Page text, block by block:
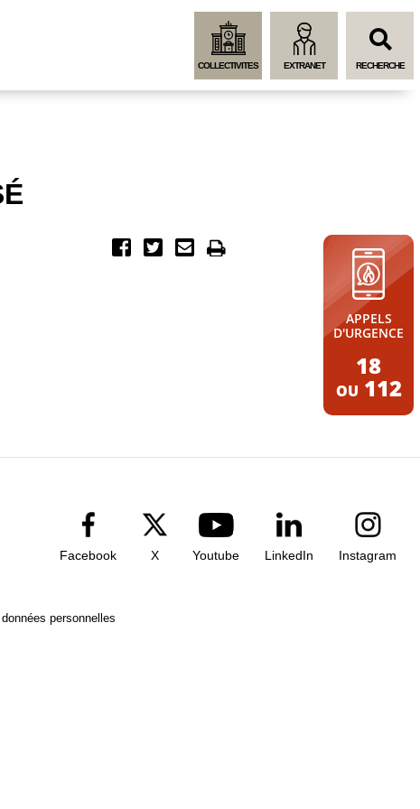
COLLECTIVITES EXTRANET RECHERCHE
APPELS
D'URGENCE
18
OU 112
Facebook X Youtube LinkedIn Instagram
personnelles